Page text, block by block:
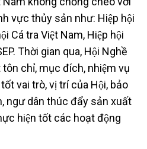
vực thủy sản như: Hiệp hội
Cá tra Việt Nam, Hiệp hội
Thời gian qua, Hội Nghề
chỉ, mục đích, nhiệm vụ
vai trò, vị trí của Hội, bảo
ngư dân thúc đẩy sản xuất
hiện tốt các hoạt động